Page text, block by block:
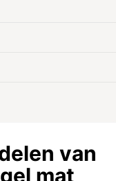
van
mat